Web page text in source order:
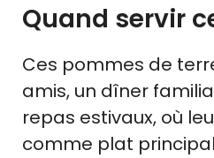
Quand servir
Ces pommes de
amis, un dîner
repas estivaux, où
comme plat